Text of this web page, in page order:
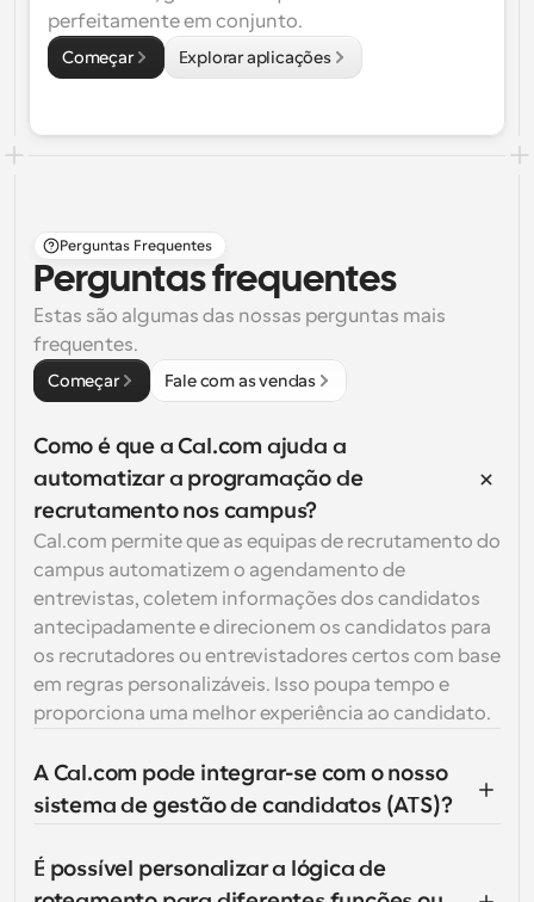
perfeitamente em conjunto.
Começar Explorar aplicações
Perguntas Frequentes
Perguntas frequentes
Estas são algumas das nossas perguntas mais
frequentes.
Começar Fale com as vendas
Como é que a Cal.com ajuda a
automatizar a programação de
recrutamento nos campus?
Cal.com permite que as equipas de recrutamento do
campus automatizem o agendamento de
entrevistas, coletem informações dos candidatos
antecipadamente e direcionem os candidatos para
os recrutadores ou entrevistadores certos com base
em regras personalizáveis. Isso poupa tempo e
proporciona uma melhor experiência ao candidato.
A Cal.com pode integrar-se com o nosso
sistema de gestão de candidatos (ATS)?
É possível personalizar a lógica de